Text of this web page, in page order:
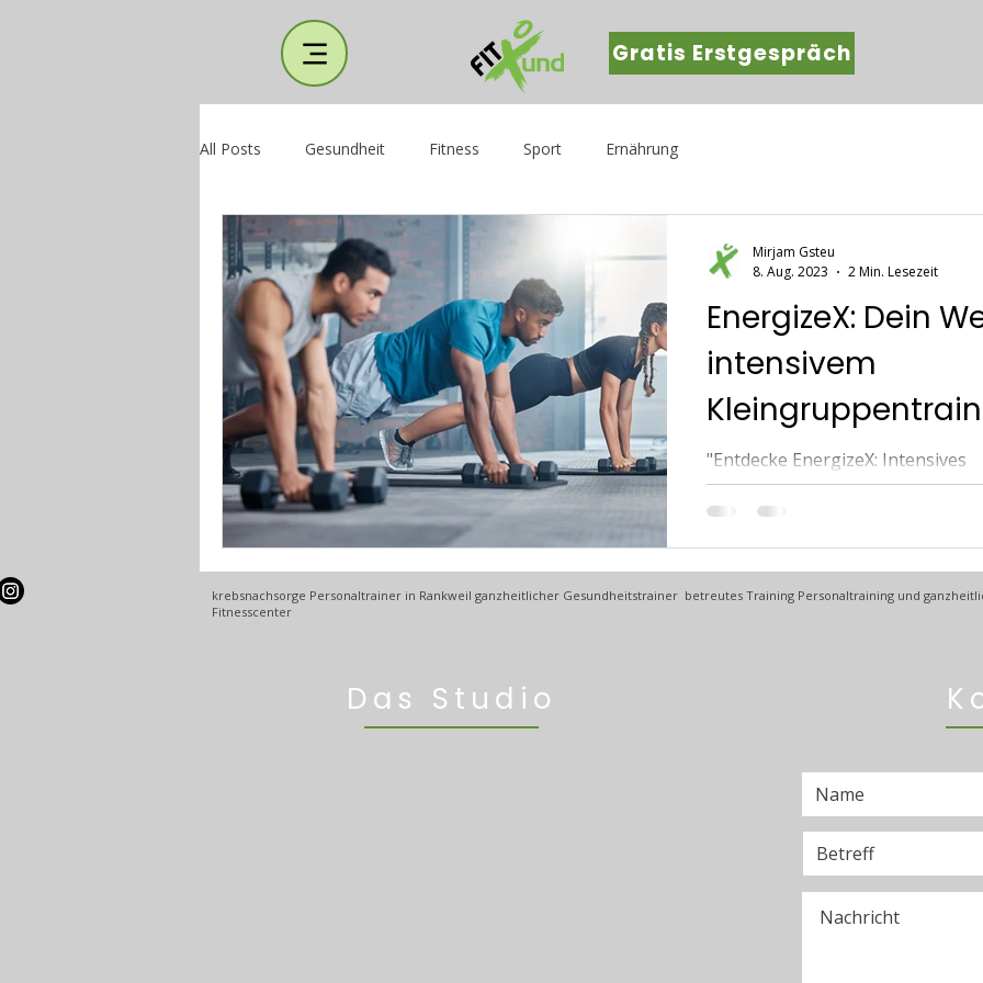
Gratis Erstgespräch
All Posts Gesundheit Fitness Sport Ernährung
EnergizeX: Dein
intensivem
Kraft und
"Entdecke EnergizeX: Intensives
Kleingruppentraining für Kraft &
Jeden Mittwoch um 19 Uhr.
Mirjam Gsteu
8. Aug. 2023
2 Min. Lesezeit
krebsnachsorge Personaltrainer in Rankweil ganzheitlicher Gesundheitstrainer betreutes Training Personaltraining und
Fitnesscenter
Das Studio